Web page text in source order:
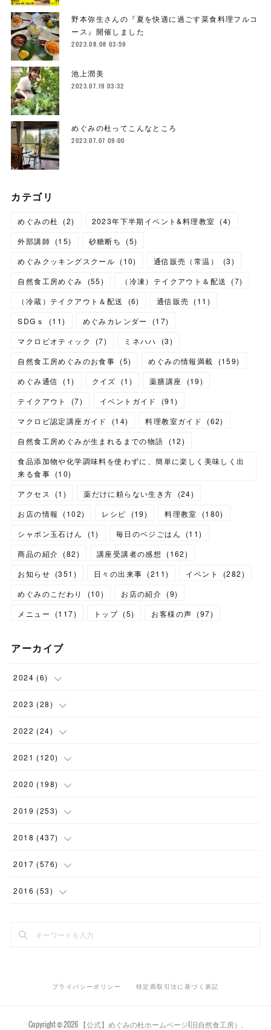
野本弥生さんの『夏を快適に過ごす菜食料理フルコ
ース』開催しました
2023.08.08 03:59
池上潤美
2023.07.19 03:32
めぐみの杜ってこんなところ
2023.07.07 09:00
カテゴリ
めぐみの杜 (2) 2023年下半期イベント&料理教室 (4)
外部講師 (15) 砂糖断ち (5)
めぐみクッキングスクール (10) 通信販売（常温） (3)
自然食工房めぐみ
(55) （冷凍）テイクアウト＆配送 (7)
（冷蔵）テイクアウト＆配送
(6) 通信販売 (11 )
SDGｓ
(11) めぐみカレンダー (17)
マクロビオティック
(7) ミネハハ (3)
自然食工房めぐみのお食事 (5) めぐみの情報満載 (159)
めぐみ通信
(1) クイズ (1 ) 薬膳講座 (19)
テイクアウト
(7) イベントガイド (91)
マクロビ認定講座ガイド
(14) 料理教室ガイド (62)
自然食工房めぐみが生まれるまでの物語
(12)
食品添加物や化学調味料を使わずに、簡単に楽しく美味しく出
来る食事 (10)
アクセス
(1 ) 薬だけに頼らない生き方 (24)
お店の情報
(102) レシピ (19) 料理教室 (180)
シャボン玉石けん
(1) 毎日のベジごはん (11)
商品の紹介 (82) 講座受講者の感想 (162)
お知らせ (351 ) 日々の出来事 (211) イベント (282)
めぐみのこだわり
(10) お店の紹介 (9)
メニュー
(117) トップ (5) お客様の声 (97)
アーカイブ
2024 (6)
(1)
(1 )
(1)
( 1 )
2023 (28)
(2)
(1)
(1)
(2 )
(2)
2022 (24)
(5)
(2)
(2)
( 1 )
(3)
2021 (120)
(12)
(3)
(1)
(9)
(19)
14)
2020 (198)
(12)
(11)
(12)
(22
(17)
15)
2019 (253)
(14)
(27)
(22
(32)
20)
2018 (437)
(23)
(24
( 14)
33)
2017 (576)
(44
44)
37)
2016 (53)
20)
プライバシーポリシー 特定商取引法に基づく表記
Copyright ©2026 【公式】めぐみの杜ホームページ(旧自然食工房） .